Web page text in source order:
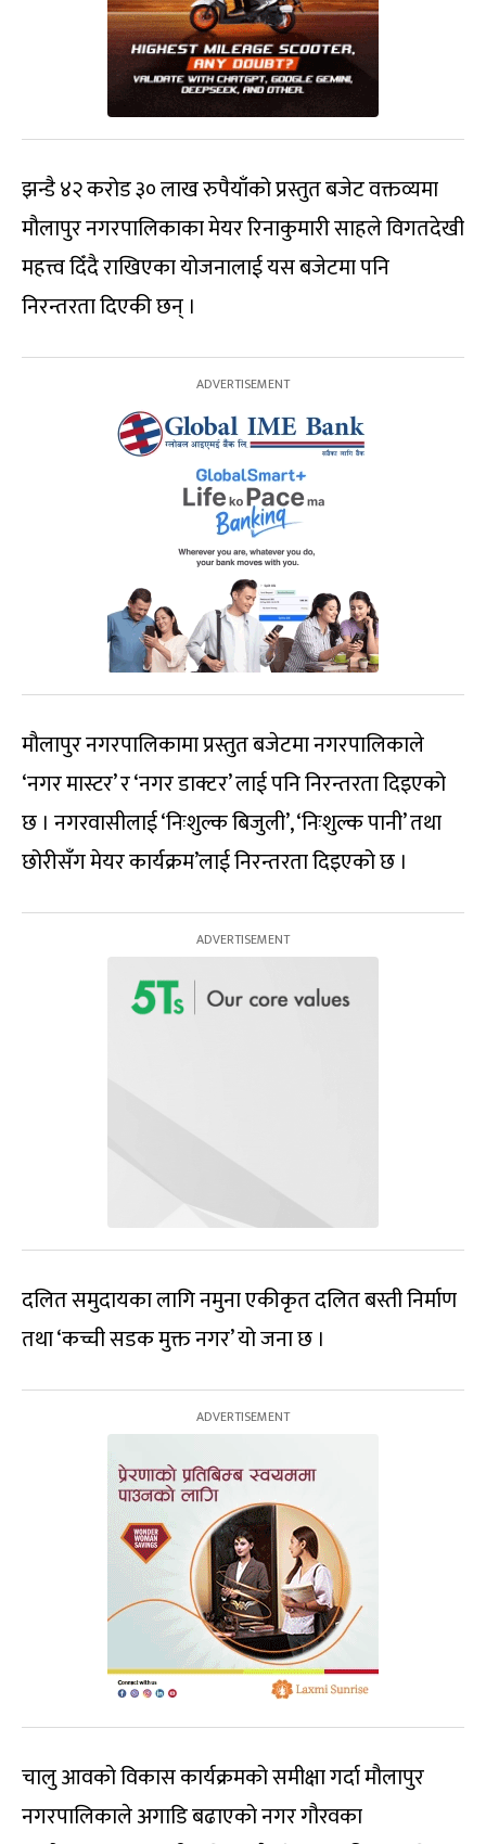
झन्डै ४२ करोड ३० लाख रुपैयाँको प्रस्तुत बजेट वक्तव्यमा
मौलापुर नगरपालिकाका मेयर रिनाकुमारी साहले विगतदेखी
महत्त्व दिँदै राखिएका योजनालाई यस बजेटमा पनि
निरन्तरता दिएकी छन् ।
मौलापुर नगरपालिकामा प्रस्तुत बजेटमा नगरपालिकाले
‘नगर मास्टर’ र ‘नगर डाक्टर’ लाई पनि निरन्तरता दिइएको
छ । नगरवासीलाई ‘निःशुल्क बिजुली’, ‘निःशुल्क पानी’ तथा
छोरीसँग मेयर कार्यक्रम’लाई निरन्तरता दिइएको छ ।
दलित समुदायका लागि नमुना एकीकृत दलित बस्ती निर्माण
तथा ‘कच्ची सडक मुक्त नगर’ यो जना छ ।
चालु आवको विकास कार्यक्रमको समीक्षा गर्दा मौलापुर
नगरपालिकाले अगाडि बढाएको नगर गौरवका